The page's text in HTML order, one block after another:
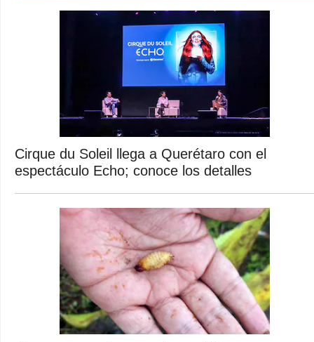
Cirque du Soleil llega a Querétaro con el
espectáculo Echo; conoce los detalles